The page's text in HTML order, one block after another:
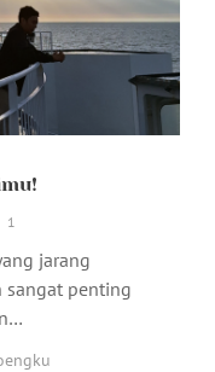
1
jarang
sangat penting